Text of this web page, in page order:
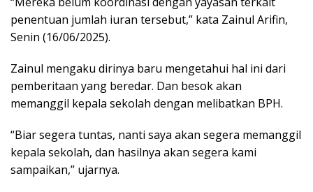
penentuan jumlah iuran tersebut,” kata Zainul Arifin,
Senin (16/06/2025).
Zainul mengaku dirinya baru mengetahui hal ini dari
pemberitaan yang beredar. Dan besok akan
memanggil kepala sekolah dengan melibatkan BPH.
“Biar segera tuntas, nanti saya akan segera memanggil
kepala sekolah, dan hasilnya akan segera kami
sampaikan,” ujarnya.